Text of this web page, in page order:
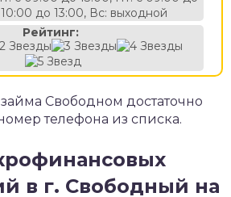
до 13:00, Вс: выходной
Рейтинг:
Свободном достаточно
телефона из списка.
в г. Свободный на